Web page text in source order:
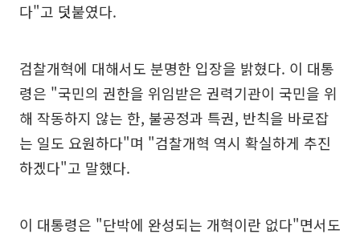
다"고 덧붙였다.
검찰개혁에 대해서도 분명한 입장을 밝혔다. 이 대통
령은 "국민의 권한을 위임받은 권력기관이 국민을 위
해 작동하지 않는 한, 불공정과 특권, 반칙을 바로잡
는 일도 요원하다"며 "검찰개혁 역시 확실하게 추진
하겠다"고 말했다.
이 대통령은 "단박에 완성되는 개혁이란 없다"면서도